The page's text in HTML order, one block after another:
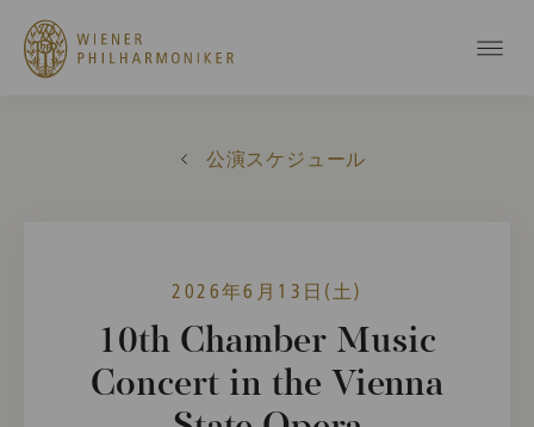
公演スケジュール
2026年6月13日(土)
10th Chamber Music
Concert in the Vienna